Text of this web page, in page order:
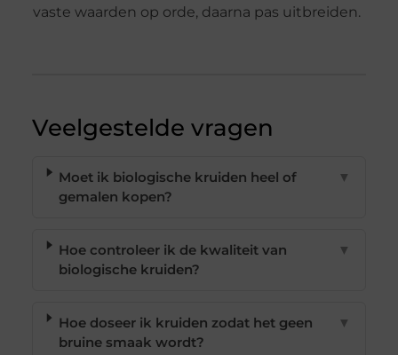
vaste waarden op orde, daarna pas uitbreiden.
Veelgestelde vragen
Moet ik biologische kruiden heel of
gemalen kopen?
▼
Hoe controleer ik de kwaliteit van
biologische kruiden?
▼
Hoe doseer ik kruiden zodat het geen
bruine smaak wordt?
▼